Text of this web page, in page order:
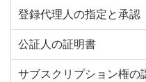
登録代理人の指定と承認
公証人の証明書
サブスクリプション権の